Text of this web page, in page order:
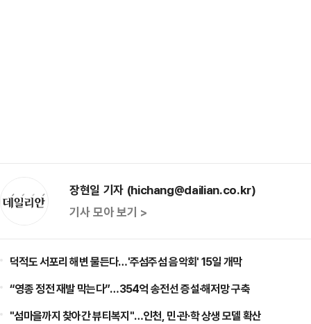
장현일 기자 (hichang@dailian.co.kr)
기사 모아 보기 >
덕적도 서포리 해변 물든다…'주섬주섬 음악회' 15일 개막
“영종 정전 재발 막는다”…354억 송전선 증설·해저망 구축
"섬마을까지 찾아간 뷰티복지"…인천, 민·관·학 상생 모델 확산